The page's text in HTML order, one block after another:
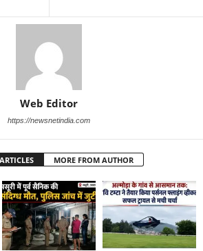
Web Editor
https://newsnetindia.com
MORE FROM AUTHOR